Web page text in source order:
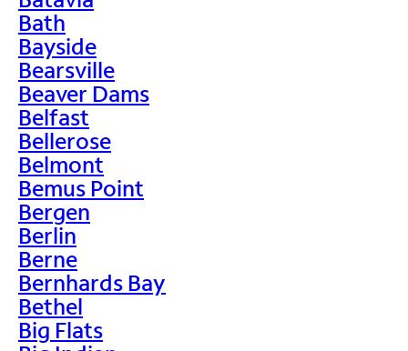
Bath
Bayside
Bearsville
Beaver Dams
Belfast
Bellerose
Belmont
Bemus Point
Bergen
Berlin
Berne
Bernhards Bay
Bethel
Big Flats